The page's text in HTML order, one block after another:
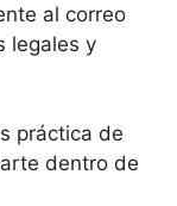
al correo
legales y
práctica de
dentro de